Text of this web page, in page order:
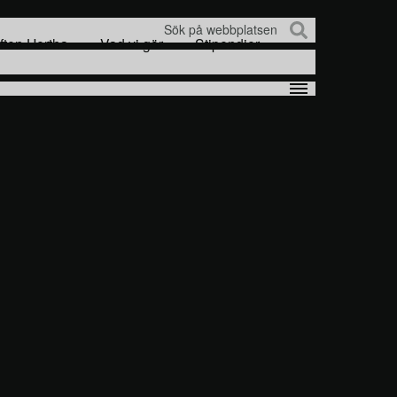
Sök
efter:
Hertha Vad vi gör
Stipendier